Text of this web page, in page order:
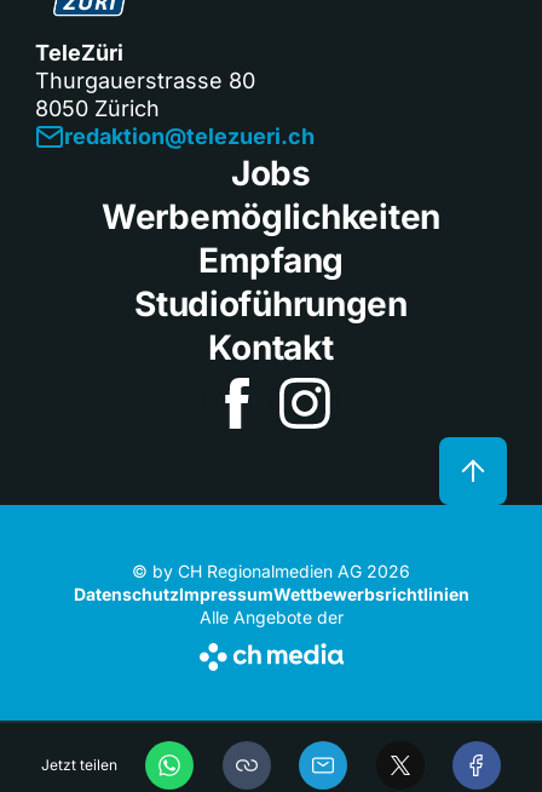
Jetzt teilen
TeleZüri
Thurgauerstrasse 80
8050 Zürich
redaktion@telezueri.ch
Jobs
Werbemöglichkeiten
Empfang
Studioführungen
Kontakt
© by CH Regionalmedien AG 2026
DatenschutzImpressumWettbewerbsrichtlinien
Alle Angebote der